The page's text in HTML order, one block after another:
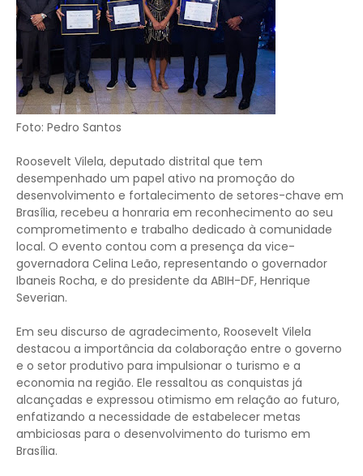
Foto: Pedro Santos
Roosevelt Vilela, deputado distrital que tem
desempenhado um papel ativo na promoção do
desenvolvimento e fortalecimento de setores-chave em
Brasília, recebeu a honraria em reconhecimento ao seu
comprometimento e trabalho dedicado à comunidade
local. O evento contou com a presença da vice-
governadora Celina Leão, representando o governador
Ibaneis Rocha, e do presidente da ABIH-DF, Henrique
Severian.
Em seu discurso de agradecimento, Roosevelt Vilela
destacou a importância da colaboração entre o governo
e o setor produtivo para impulsionar o turismo e a
economia na região. Ele ressaltou as conquistas já
alcançadas e expressou otimismo em relação ao futuro,
enfatizando a necessidade de estabelecer metas
ambiciosas para o desenvolvimento do turismo em
Brasília.